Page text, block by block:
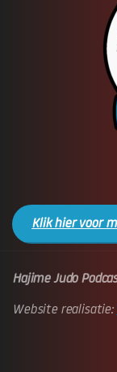
Klik hier voor
Hajime Judo
Website realisatie: